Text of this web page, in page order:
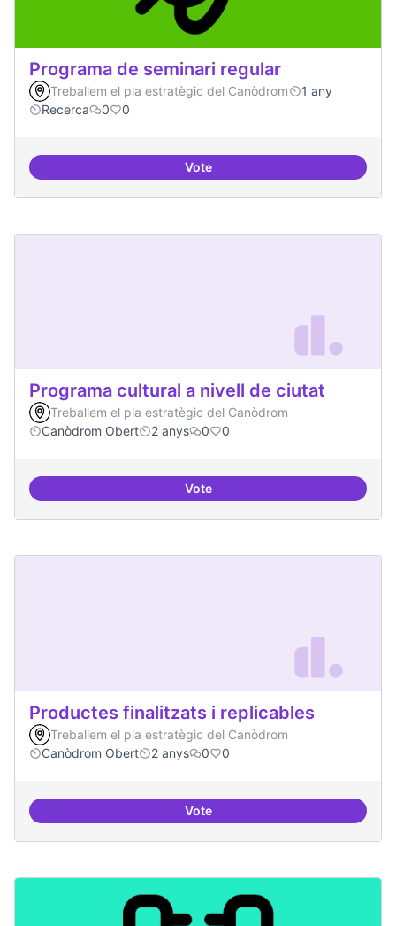
Programa de seminari regular
Treballem el pla estratègic del Canòdrom
1 any
Recerca
0 0
VotePrograma de seminari regular
Programa cultural a nivell de ciutat
Treballem el pla estratègic del Canòdrom
Canòdrom Obert
2 anys 0 0
VotePrograma cultural a nivell de
Productes finalitzats i replicables
Treballem el pla estratègic del Canòdrom
Canòdrom Obert
2 anys 0 0
VoteProductes finalitzats i